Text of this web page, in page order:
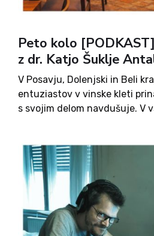
Peto kolo
z dr. Katjo Šuklje
V Posavju, Dolenjski in Beli
entuziastov v vinske kleti
s svojim delom navdušuje. V
komentatorjev Petega Kolesa